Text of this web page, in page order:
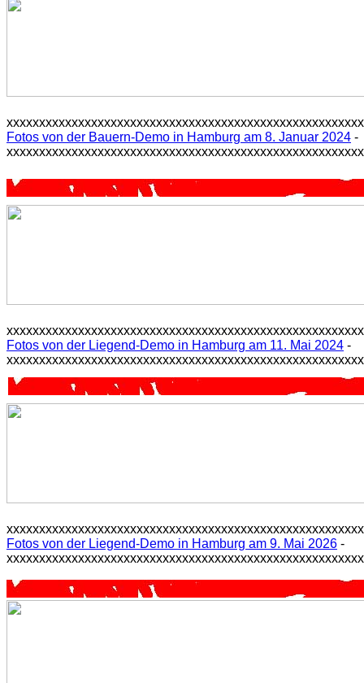
Fotos von der Bauern-Demo in Hamburg am 8. Januar 2024 -
Fotos von der Liegend-Demo in Hamburg am 11. Mai 2024 -
Fotos von der Liegend-Demo in Hamburg am 9. Mai 2026 -